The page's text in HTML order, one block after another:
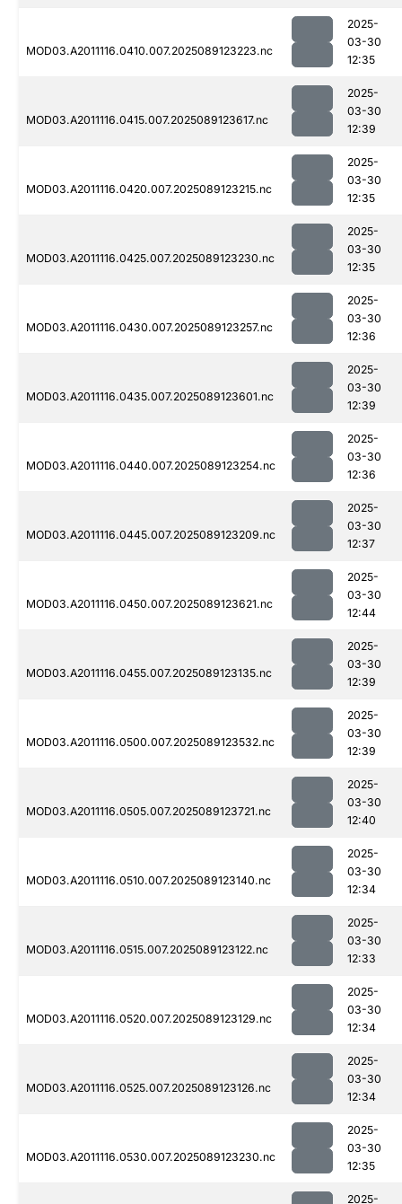
MOD03.A2011116.0410.007.2025089123223.nc
2025-
03-30
12:35
MOD03.A2011116.0415.007.2025089123617.nc
2025-
03-30
12:39
MOD03.A2011116.0420.007.2025089123215.nc
2025-
03-30
12:35
MOD03.A2011116.0425.007.2025089123230.nc
2025-
03-30
12:35
MOD03.A2011116.0430.007.2025089123257.nc
2025-
03-30
12:36
MOD03.A2011116.0435.007.2025089123601.nc
2025-
03-30
12:39
MOD03.A2011116.0440.007.2025089123254.nc
2025-
03-30
12:36
MOD03.A2011116.0445.007.2025089123209.nc
2025-
03-30
12:37
MOD03.A2011116.0450.007.2025089123621.nc
2025-
03-30
12:44
MOD03.A2011116.0455.007.2025089123135.nc
2025-
03-30
12:39
MOD03.A2011116.0500.007.2025089123532.nc
2025-
03-30
12:39
MOD03.A2011116.0505.007.2025089123721.nc
2025-
03-30
12:40
MOD03.A2011116.0510.007.2025089123140.nc
2025-
03-30
12:34
MOD03.A2011116.0515.007.2025089123122.nc
2025-
03-30
12:33
MOD03.A2011116.0520.007.2025089123129.nc
2025-
03-30
12:34
MOD03.A2011116.0525.007.2025089123126.nc
2025-
03-30
12:34
MOD03.A2011116.0530.007.2025089123230.nc
2025-
03-30
12:35
2025-